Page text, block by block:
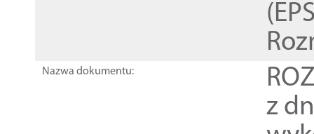
Nazwa dokumentu:
z